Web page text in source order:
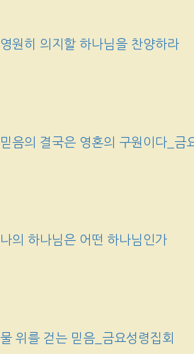
영원히 의지할 하나님을 찬양하라
믿음의 결국은 영혼의 구원이다_금
나의 하나님은 어떤 하나님인가
물 위를 걷는 믿음_금요성령집회